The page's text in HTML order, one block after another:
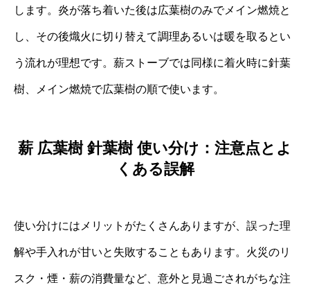
します。炎が落ち着いた後は広葉樹のみでメイン燃焼と
し、その後熾火に切り替えて調理あるいは暖を取るとい
う流れが理想です。薪ストーブでは同様に着火時に針葉
樹、メイン燃焼で広葉樹の順で使います。
薪 広葉樹 針葉樹 使い分け：注意点とよ
くある誤解
使い分けにはメリットがたくさんありますが、誤った理
解や手入れが甘いと失敗することもあります。火災のリ
スク・煙・薪の消費量など、意外と見過ごされがちな注